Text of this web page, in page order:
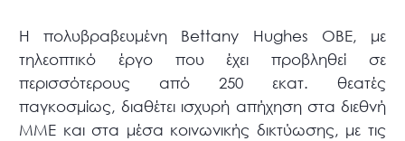
Η πολυβραβευμένη Bettany Hughes ΟΒΕ, με
τηλεοπτικό έργο που έχει προβληθεί σε
περισσότερους από 250 εκατ. θεατές
παγκοσμίως, διαθέτει ισχυρή απήχηση στα διεθνή
ΜΜΕ και στα μέσα κοινωνικής δικτύωσης, με τις